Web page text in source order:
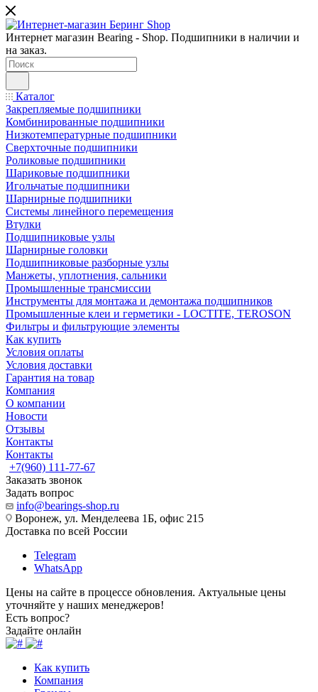
Интернет магазин Bearing - Shop. Подшипники в наличии и
на заказ.
Каталог
Закрепляемые подшипники
Комбинированные подшипники
Низкотемпературные подшипники
Сверхточные подшипники
Роликовые подшипники
Шариковые подшипники
Игольчатые подшипники
Шарнирные подшипники
Системы линейного перемещения
Втулки
Подшипниковые узлы
Шарнирные головки
Подшипниковые разборные узлы
Манжеты, уплотнения, сальники
Промышленные трансмиссии
Инструменты для монтажа и демонтажа подшипников
Промышленные клеи и герметики - LOCTITE, TEROSON
Фильтры и фильтрующие элементы
Как купить
Условия оплаты
Условия доставки
Гарантия на товар
Компания
О компании
Новости
Отзывы
Контакты
Контакты
+7(960) 111-77-67
Заказать звонок
Задать вопрос
info@bearings-shop.ru
Воронеж, ул. Менделеева 1Б, офис 215
Доставка по всей России
Telegram
WhatsApp
Цены на сайте в процессе обновления. Актуальные цены
уточняйте у наших менеджеров!
Есть вопрос?
Задайте онлайн
Как купить
Компания